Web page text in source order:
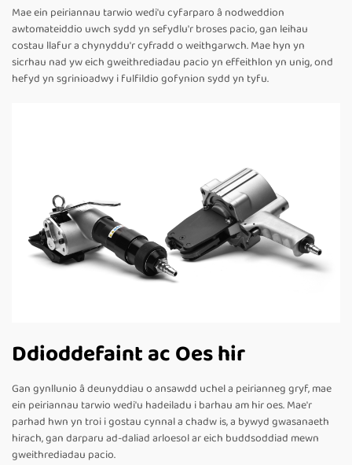
Mae ein peiriannau tarwio wedi'u cyfarparo â nodweddion
awtomateiddio uwch sydd yn sefydlu'r broses pacio, gan leihau
costau llafur a chynyddu'r cyfradd o weithgarwch. Mae hyn yn
sicrhau nad yw eich gweithrediadau pacio yn effeithlon yn unig, ond
hefyd yn sgrinioadwy i fulfildio gofynion sydd yn tyfu.
Ddioddefaint ac Oes hir
Gan gynllunio â deunyddiau o ansawdd uchel a peirianneg gryf, mae
ein peiriannau tarwio wedi'u hadeiladu i barhau am hir oes. Mae'r
parhad hwn yn troi i gostau cynnal a chadw is, a bywyd gwasanaeth
hirach, gan darparu ad-daliad arloesol ar eich buddsoddiad mewn
gweithrediadau pacio.